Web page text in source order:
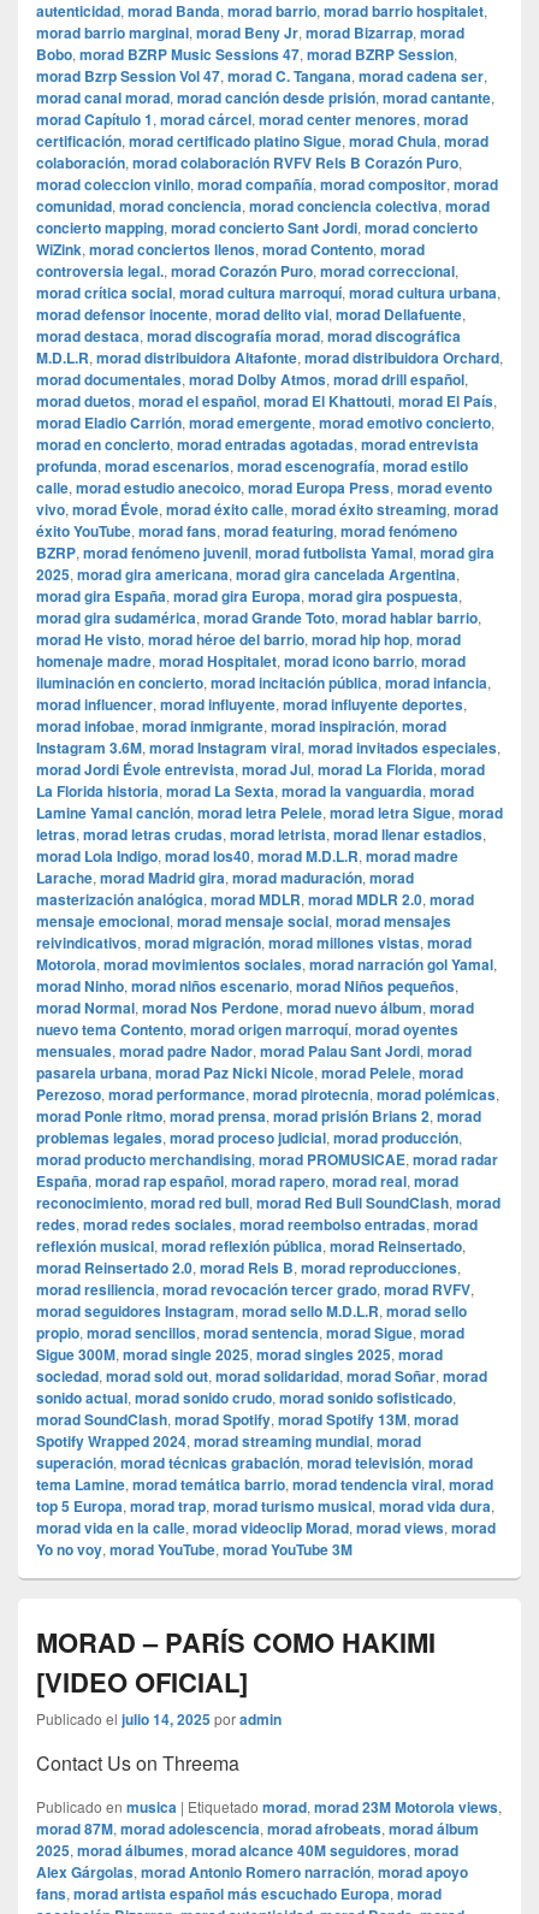
autenticidad, morad Banda, morad barrio, morad barrio hospitalet,
morad barrio marginal, morad Beny Jr, morad Bizarrap, morad
Bobo, morad BZRP Music Sessions 47, morad BZRP Session,
morad Bzrp Session Vol 47, morad C. Tangana, morad cadena ser,
morad canal morad, morad canción desde prisión, morad cantante,
morad Capítulo 1, morad cárcel, morad center menores, morad
certificación, morad certificado platino Sigue, morad Chula, morad
colaboración, morad colaboración RVFV Rels B Corazón Puro,
morad coleccion vinilo, morad compañía, morad compositor, morad
comunidad, morad conciencia, morad conciencia colectiva, morad
concierto mapping, morad concierto Sant Jordi, morad concierto
WiZink, morad conciertos llenos, morad Contento, morad
controversia legal., morad Corazón Puro, morad correccional,
morad crítica social, morad cultura marroquí, morad cultura urbana,
morad defensor inocente, morad delito vial, morad Dellafuente,
morad destaca, morad discografía morad, morad discográfica
M.D.L.R, morad distribuidora Altafonte, morad distribuidora Orchard,
morad documentales, morad Dolby Atmos, morad drill español,
morad duetos, morad el español, morad El Khattouti, morad El País,
morad Eladio Carrión, morad emergente, morad emotivo concierto,
morad en concierto, morad entradas agotadas, morad entrevista
profunda, morad escenarios, morad escenografía, morad estilo
calle, morad estudio anecoico, morad Europa Press, morad evento
vivo, morad Évole, morad éxito calle, morad éxito streaming, morad
éxito YouTube, morad fans, morad featuring, morad fenómeno
BZRP, morad fenómeno juvenil, morad futbolista Yamal, morad gira
2025, morad gira americana, morad gira cancelada Argentina,
morad gira España, morad gira Europa, morad gira pospuesta,
morad gira sudamérica, morad Grande Toto, morad hablar barrio,
morad He visto, morad héroe del barrio, morad hip hop, morad
homenaje madre, morad Hospitalet, morad icono barrio, morad
iluminación en concierto, morad incitación pública, morad infancia,
morad influencer, morad influyente, morad influyente deportes,
morad infobae, morad inmigrante, morad inspiración, morad
Instagram 3.6M, morad Instagram viral, morad invitados especiales,
morad Jordi Évole entrevista, morad Jul, morad La Florida, morad
La Florida historia, morad La Sexta, morad la vanguardia, morad
Lamine Yamal canción, morad letra Pelele, morad letra Sigue, morad
letras, morad letras crudas, morad letrista, morad llenar estadios,
morad Lola Indigo, morad los40, morad M.D.L.R, morad madre
Larache, morad Madrid gira, morad maduración, morad
masterización analógica, morad MDLR, morad MDLR 2.0, morad
mensaje emocional, morad mensaje social, morad mensajes
reivindicativos, morad migración, morad millones vistas, morad
Motorola, morad movimientos sociales, morad narración gol Yamal,
morad Ninho, morad niños escenario, morad Niños pequeños,
morad Normal, morad Nos Perdone, morad nuevo álbum, morad
nuevo tema Contento, morad origen marroquí, morad oyentes
mensuales, morad padre Nador, morad Palau Sant Jordi, morad
pasarela urbana, morad Paz Nicki Nicole, morad Pelele, morad
Perezoso, morad performance, morad pirotecnia, morad polémicas,
morad Ponle ritmo, morad prensa, morad prisión Brians 2, morad
problemas legales, morad proceso judicial, morad producción,
morad producto merchandising, morad PROMUSICAE, morad radar
España, morad rap español, morad rapero, morad real, morad
reconocimiento, morad red bull, morad Red Bull SoundClash, morad
redes, morad redes sociales, morad reembolso entradas, morad
reflexión musical, morad reflexión pública, morad Reinsertado,
morad Reinsertado 2.0, morad Rels B, morad reproducciones,
morad resiliencia, morad revocación tercer grado, morad RVFV,
morad seguidores Instagram, morad sello M.D.L.R, morad sello
propio, morad sencillos, morad sentencia, morad Sigue, morad
Sigue 300M, morad single 2025, morad singles 2025, morad
sociedad, morad sold out, morad solidaridad, morad Soñar, morad
sonido actual, morad sonido crudo, morad sonido sofisticado,
morad SoundClash, morad Spotify, morad Spotify 13M, morad
Spotify Wrapped 2024, morad streaming mundial, morad
superación, morad técnicas grabación, morad televisión, morad
tema Lamine, morad temática barrio, morad tendencia viral, morad
top 5 Europa, morad trap, morad turismo musical, morad vida dura,
morad vida en la calle, morad videocli‏p Morad, morad views, morad
Yo no voy, morad YouTube, morad YouTube 3M
MORAD – PARÍS COMO HAKIMI
[VIDEO OFICIAL]
Publicado el julio 14, 2025poradmin
Contact Us on Threema
Publicado en musica | Etiquetado morad, morad 23M Motorola views,
morad 87M, morad adolescencia, morad afrobeats, morad álbum
2025, morad álbumes, morad alcance 40M seguidores, morad
Alex Gárgolas, morad Antonio Romero narración, morad apoyo
fans, morad artista español más escuchado Europa, morad